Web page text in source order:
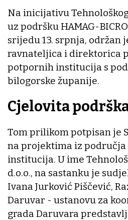
Na inicijativu
uz podršku HAMAG-
srijedu 13. srpnja, održan
ravnateljica i direktorica
potpornih institucija s
bilogorske županije.
Cjelovita
Tom prilikom potpisan je
na projektima iz
institucija. U ime
d.o.o., na sastanku je
Ivana Jurković Piščević,
Daruvar - ustanovu za
grada Daruvara